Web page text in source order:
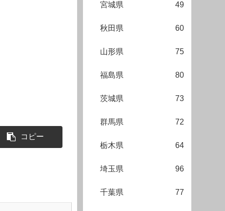
コピー
宮城県 49
秋田県 60
山形県 75
福島県 80
茨城県 73
群馬県 72
栃木県 64
埼玉県 96
千葉県 77